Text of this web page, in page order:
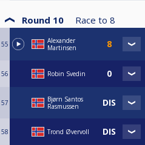
Round 10 Race to 8
55
Alexander
Martinsen
56 Robin Svedin
57
Bjørn Santos
Rasmussen
58 Trond Øvervoll